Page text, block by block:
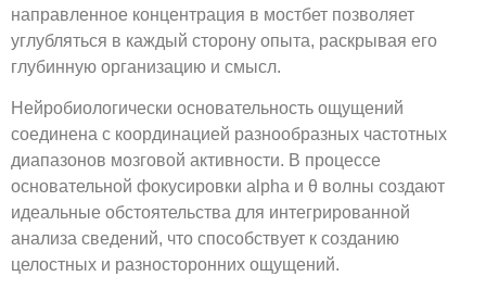
направленное концентрация в мостбет позволяет
углубляться в каждый сторону опыта, раскрывая его
глубинную организацию и смысл.
Нейробиологически основательность ощущений
соединена с координацией разнообразных частотных
диапазонов мозговой активности. В процессе
основательной фокусировки alpha и θ волны создают
идеальные обстоятельства для интегрированной
анализа сведений, что способствует к созданию
целостных и разносторонних ощущений.